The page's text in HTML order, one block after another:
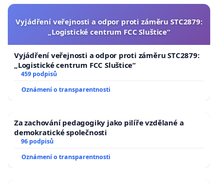
Vyjádření veřejnosti a odpor proti záměru STC2879:
„Logistické centrum FCC Sluštice“
Vyjádření veřejnosti a odpor proti záměru STC2879:
„Logistické centrum FCC Sluštice“
459 podpisů
Oznámení o transparentnosti
Za zachování pedagogiky jako pilíře vzdělané a
demokratické společnosti
96 podpisů
Oznámení o transparentnosti